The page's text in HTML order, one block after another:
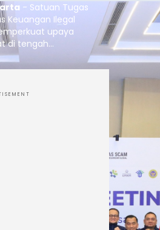
- Satuan Tugas
Keuangan Ilegal
upaya
di tengah
penipuan digital yang